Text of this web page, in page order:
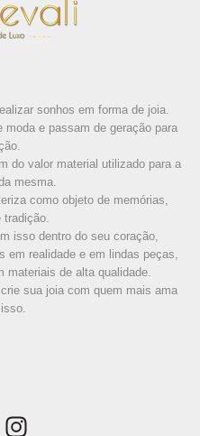
sonhos em forma de joia.
e passam de geração para
do valor material utilizado para a
mesma.
como objeto de memórias,
tradição.
isso dentro do seu coração,
em realidade e em lindas peças,
materiais de alta qualidade.
sua joia com quem mais ama
Facebook